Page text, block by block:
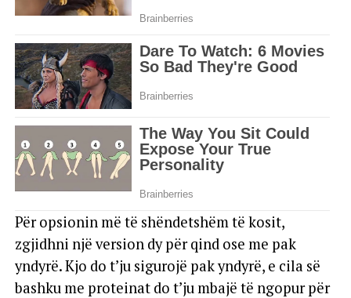
Për opsionin më të shëndetshëm të kosit,
zgjidhni një version dy për qind ose me pak
yndyrë. Kjo do t’ju sigurojë pak yndyrë, e cila së
bashku me proteinat do t’ju mbajë të ngopur për